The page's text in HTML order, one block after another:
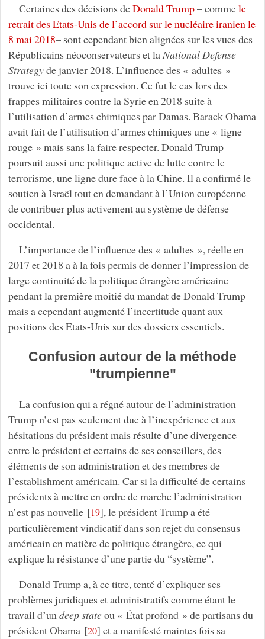
Certaines des décisions deDonald Trump– commele
retrait des Etats-Unis de l’accord sur le nucléaire iranien le
8 mai 2018– sont cependant bien alignées sur les vues des
Républicains néoconservateurs et la National Defense
Strategyde janvier 2018. L’influence des « adultes »
trouve ici toute son expression. Ce fut le cas lors des
frappes militaires contre la Syrie en 2018 suite à
l’utilisation d’armes chimiques par Damas. Barack Obama
avait fait de l’utilisation d’armes chimiques une « ligne
rouge » mais sans la faire respecter. Donald Trump
poursuit aussi une politique active de lutte contre le
terrorisme, une ligne dure face à la Chine. Il a confirmé le
soutien à Israël tout en demandant à l’Union européenne
de contribuer plus activement au système de défense
occidental.
L’importance de l’influence des « adultes », réelle en
2017 et 2018 a à la fois permis de donner l’impression de
large continuité de la politique étrangère américaine
pendant la première moitié du mandat de Donald Trump
mais a cependant augmenté l’incertitude quant aux
positions des Etats-Unis sur des dossiers essentiels.
Confusion autour de la méthode
"trumpienne"
La confusion qui a régné autour de l’administration
Trump n’est pas seulement due à l’inexpérience et aux
hésitations du président mais résulte d’une divergence
entre le président et certains de ses conseillers, des
éléments de son administration et des membres de
l’establishment américain. Car si la difficulté de certains
présidents à mettre en ordre de marche l’administration
n’est pas nouvelle[19], le président Trump a été
particulièrement vindicatif dans son rejet du consensus
américain en matière de politique étrangère, ce qui
explique la résistance d’une partie du “système”.
Donald Trump a, à ce titre, tenté d’expliquer ses
problèmes juridiques et administratifs comme étant le
travail d’undeep stateou « État profond » de partisans du
président Obama[20] et a manifesté maintes fois sa